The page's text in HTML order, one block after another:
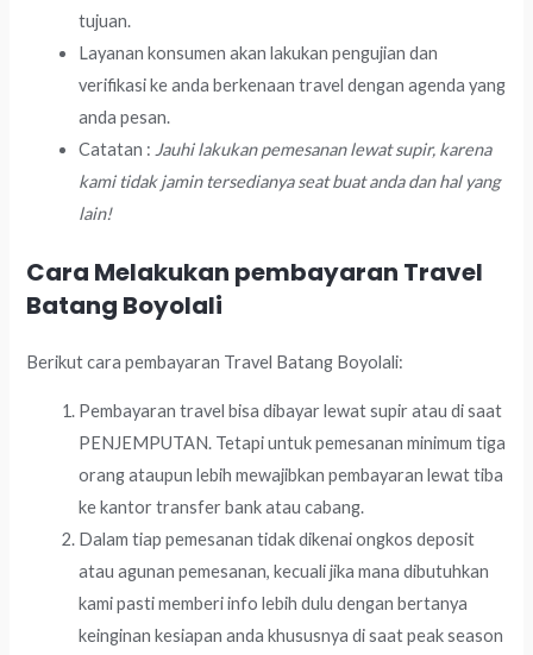
tujuan.
Layanan konsumen akan lakukan pengujian dan
verifikasi ke anda berkenaan travel dengan agenda yang
anda pesan.
Catatan : Jauhi lakukan pemesanan lewat supir, karena
kami tidak jamin tersedianya seat buat anda dan hal yang
lain!
Cara Melakukan pembayaran Travel
Batang Boyolali
Berikut cara pembayaran Travel Batang Boyolali:
Pembayaran travel bisa dibayar lewat supir atau di saat
PENJEMPUTAN. Tetapi untuk pemesanan minimum tiga
orang ataupun lebih mewajibkan pembayaran lewat tiba
ke kantor transfer bank atau cabang.
Dalam tiap pemesanan tidak dikenai ongkos deposit
atau agunan pemesanan, kecuali jika mana dibutuhkan
kami pasti memberi info lebih dulu dengan bertanya
keinginan kesiapan anda khususnya di saat peak season